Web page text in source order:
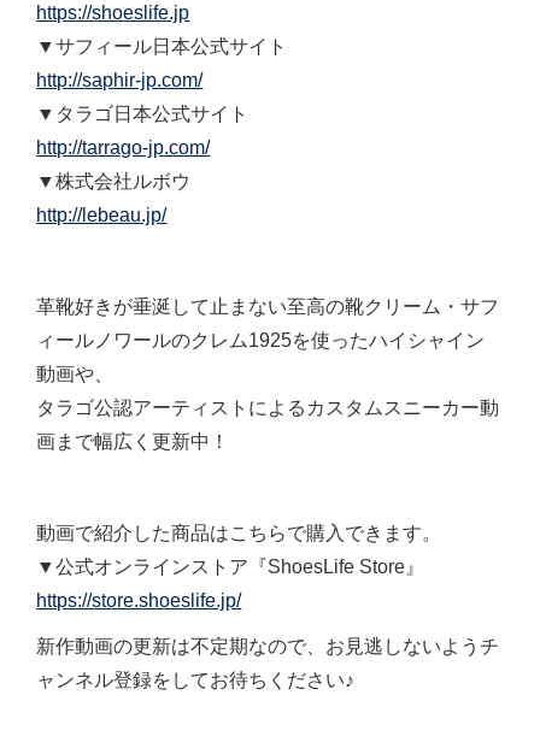
https://shoeslife.jp
▼サフィール日本公式サイト
http://saphir-jp.com/
▼タラゴ日本公式サイト
http://tarrago-jp.com/
▼株式会社ルボウ
http://lebeau.jp/
革靴好きが垂涎して止まない至高の靴クリーム・サフ
ィールノワールのクレム1925を使ったハイシャイン
動画や、
タラゴ公認アーティストによるカスタムスニーカー動
画まで幅広く更新中！
動画で紹介した商品はこちらで購入できます。
▼公式オンラインストア『ShoesLife Store』
https://store.shoeslife.jp/
新作動画の更新は不定期なので、お見逃しないようチ
ャンネル登録をしてお待ちください♪